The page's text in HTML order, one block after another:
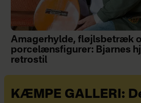
Amagerhylde, fløjlsbetræk
porcelænsfigurer: Bjarnes
retrostil
KÆMPE GALLERI: